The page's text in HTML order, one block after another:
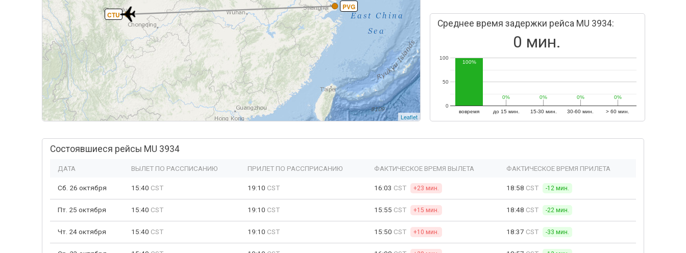
PVG
CTU
Leaflet
Среднее время задержки рейса MU 3934:
0 мин.
вовремя до 15 мин. 15-30 мин. 30-60 мин. > 60 мин.
0
50
100
100%
0%
0% 0%
0% 0%
0% 0%
0%
Состоявшиеся рейсы MU 3934
ДАТА ВЫЛЕТ ПО РАССПИСАНИЮ ПРИЛЕТ ПО РАССПРИСАНИЮ ФАКТИЧЕСКОЕ ВРЕМЯ ВЫЛЕТА ФАКТИЧЕСКОЕ ВРЕМЯ ПРИЛЕТА
Сб. 26 октября 15:40 CST 19:10 CST 16:03 CST +23 мин. 18:58 CST -12 мин.
Пт. 25 октября 15:40 CST 19:10 CST 15:55 CST +15 мин. 18:48 CST -22 мин.
Чт. 24 октября 15:40 CST 19:10 CST 15:50 CST +10 мин. 18:37 CST -33 мин.